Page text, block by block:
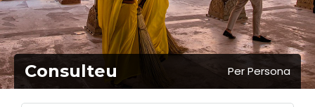
Consulteu Per Persona